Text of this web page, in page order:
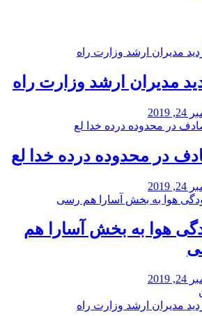
مدیران ارشد وزارت راه
در محدوده درده خدا لع
هوا به بخش آسارا هم